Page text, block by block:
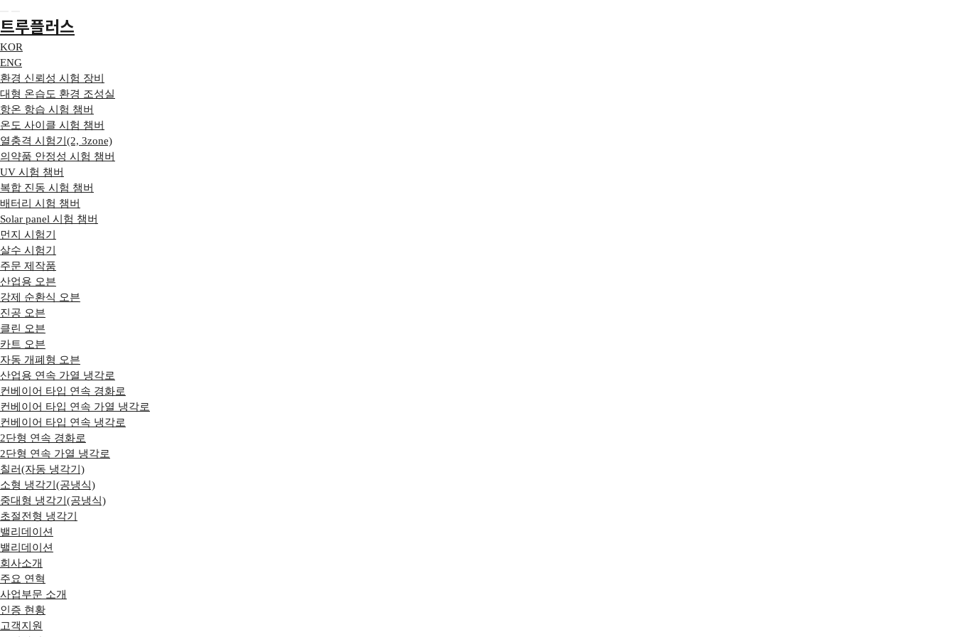
트루플러스
KOR
ENG
환경 신뢰성 시험 장비
대형 온습도 환경 조성실
항온 항습 시험 챔버
온도 사이클 시험 챔버
열충격 시험기(2, 3zone)
의약품 안정성 시험 챔버
UV 시험 챔버
복합 진동 시험 챔버
배터리 시험 챔버
Solar panel 시험 챔버
먼지 시험기
살수 시험기
주문 제작품
산업용 오븐
강제 순환식 오븐
진공 오븐
클린 오븐
카트 오븐
자동 개폐형 오븐
산업용 연속 가열 냉각로
컨베이어 타입 연속 경화로
컨베이어 타입 연속 가열 냉각로
컨베이어 타입 연속 냉각로
2단형 연속 경화로
2단형 연속 가열 냉각로
칠러(자동 냉각기)
소형 냉각기(공냉식)
중대형 냉각기(공냉식)
초절전형 냉각기
밸리데이션
밸리데이션
회사소개
주요 연혁
사업부문 소개
인증 현황
고객지원